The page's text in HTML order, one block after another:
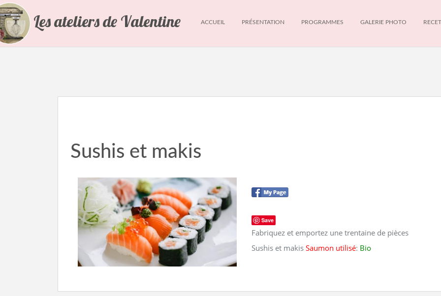
Les ateliers de Valentine ACCUEIL PRÉSENTATION PROGRAMMES GALERIE PHOTO
Sushis et makis
Save
Fabriquez et emportez une trentaine de pièces
Sushis et makisSaumon utilisé: Bio